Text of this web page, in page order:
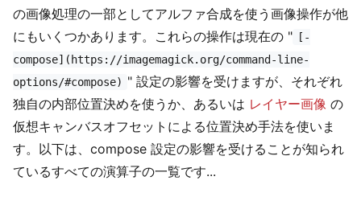
の画像処理の一部としてアルファ合成を使う画像操作が他
にもいくつかあります。これらの操作は現在の "
[-
compose](https://imagemagick.org/command-line-
options/#compose) " 設定の影響を受けますが、それぞれ
独自の内部位置決めを使うか、あるいは レイヤー画像 の
仮想キャンバスオフセットによる位置決め手法を使いま
す。以下は、compose 設定の影響を受けることが知られ
ているすべての演算子の一覧です...